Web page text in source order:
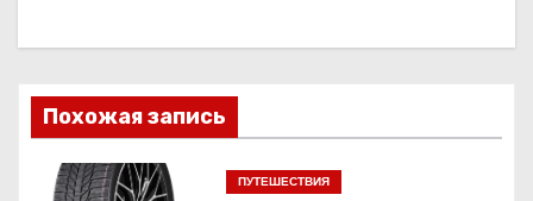
з
а
Похожая запись
ПУТЕШЕСТВИЯ